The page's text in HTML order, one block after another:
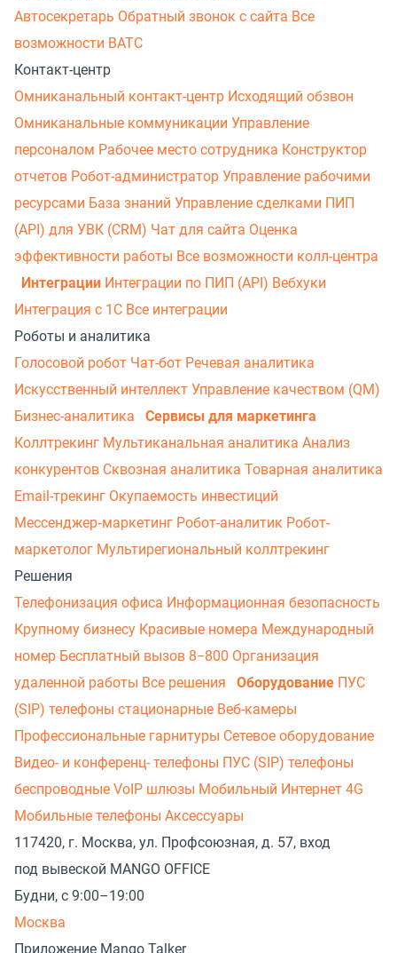
Автосекретарь Обратный звонок с сайта Все
возможности ВАТС
Контакт-центр
Омниканальный контакт-центр Исходящий обзвон
Омниканальные коммуникации Управление
персоналом Рабочее место сотрудника Конструктор
отчетов Робот-администратор Управление рабочими
ресурсами База знаний Управление сделками ПИП
(API) для УВК (CRM) Чат для сайта Оценка
эффективности работы Все возможности колл-центра
Интеграции Интеграции по ПИП (API) Вебхуки
Интеграция с 1С Все интеграции
Роботы и аналитика
Голосовой робот Чат-бот Речевая аналитика
Искусственный интеллект Управление качеством (QM)
Бизнес-аналитика
Сервисы для маркетинга
Коллтрекинг Мультиканальная аналитика Анализ
конкурентов Сквозная аналитика Товарная аналитика
Email-трекинг Окупаемость инвестиций
Мессенджер‑маркетинг Робот-аналитик Робот-
маркетолог Мультирегиональный коллтрекинг
Решения
Телефонизация офиса Информационная безопасность
Крупному бизнесу Красивые номера Международный
номер Бесплатный вызов 8−800 Организация
удаленной работы Все решения Оборудование ПУС
(SIP) телефоны стационарные Веб-камеры
Профессиональные гарнитуры Сетевое оборудование
Видео- и конференц- телефоны ПУС (SIP) телефоны
беспроводные VoIP шлюзы Мобильный Интернет 4G
Мобильные телефоны Аксессуары
117420, г. Москва, ул. Профсоюзная, д. 57, вход
под вывеской MANGO OFFICE
Будни, с 9:00–19:00
Москва
Приложение Mango Talker